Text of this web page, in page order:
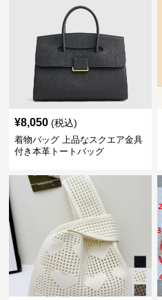
¥8,050 (税込)
着物バッグ 上品なスクエア金具
付き本革トートバッグ